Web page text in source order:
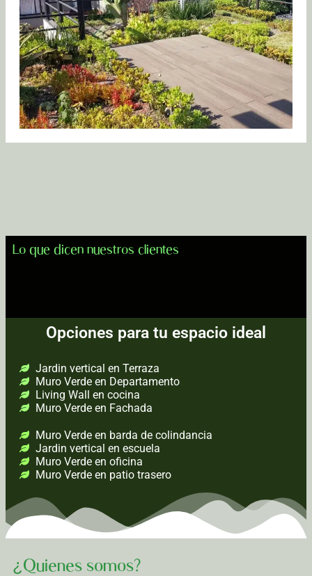
Lo que dicen nuestros clientes
Opciones para tu espacio ideal
Jardin vertical en Terraza
Muro Verde en Departamento
Living Wall en cocina
Muro Verde en Fachada
Muro Verde en barda de colindancia
Jardin vertical en escuela
Muro Verde en oficina
Muro Verde en patio trasero
¿Quienes somos?